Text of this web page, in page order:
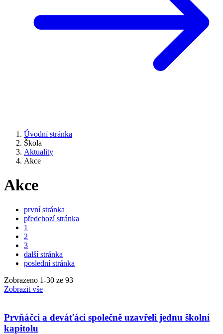
Úvodní stránka
Škola
Aktuality
Akce
Akce
první stránka
předchozí stránka
1
2
3
další stránka
poslední stránka
Zobrazeno 1-30 ze 93
Zobrazit vše
Prvňáčci a deváťáci společně uzavřeli jednu školní
kapitolu